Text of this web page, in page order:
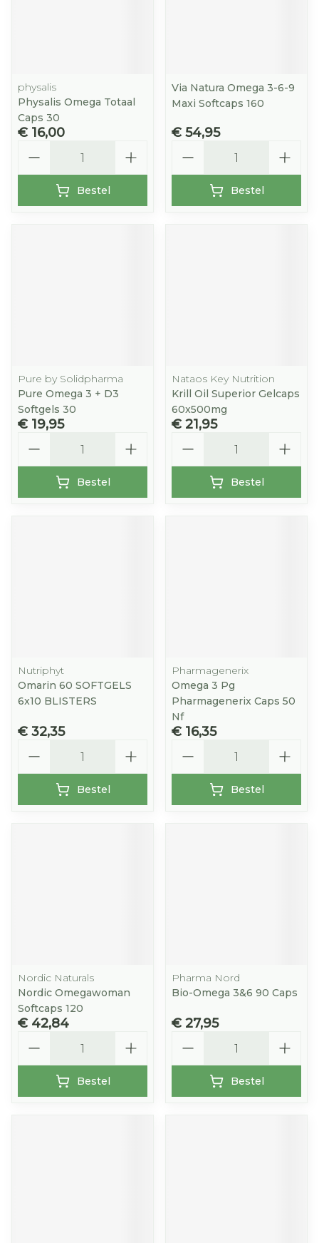
physalis
Physalis Omega Totaal
Caps 30
€ 16,00
Bestel
Via Natura Omega 3-6-9
Maxi Softcaps 160
€ 54,95
Bestel
Pure by Solidpharma
Pure Omega 3 + D3
Softgels 30
€ 19,95
Bestel
Nataos Key Nutrition
Krill Oil Superior Gelcaps
60x500mg
€ 21,95
Bestel
Nutriphyt
Omarin 60 SOFTGELS
6x10 BLISTERS
€ 32,35
Bestel
Pharmagenerix
Omega 3 Pg
Pharmagenerix Caps 50
Nf
€ 16,35
Bestel
Nordic Naturals
Nordic Omegawoman
Softcaps 120
€ 42,84
Bestel
Pharma Nord
Bio-Omega 3&6 90 Caps
€ 27,95
Bestel